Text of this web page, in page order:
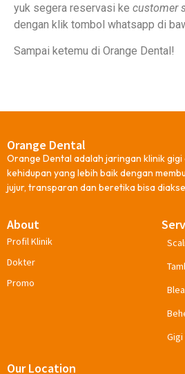
yuk segera reservasi ke customer
dengan klik tombol whatsapp di
Sampai ketemu di Orange Dental!
Orange Dental
Orange Dental adalah jaringan klinik
kehidupan yang lebih baik dengan
jujur, transparan dan beretika bisa
About
Profil Klinik
Dokter
Promo
Gigi
Our Location